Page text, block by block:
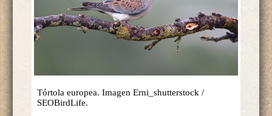
Tórtola europea. Imagen Erni_shutterstock /
SEOBirdLife.